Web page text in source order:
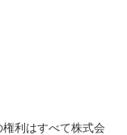
利はすべて株式会